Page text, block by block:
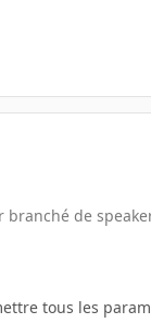
branché de
tous les